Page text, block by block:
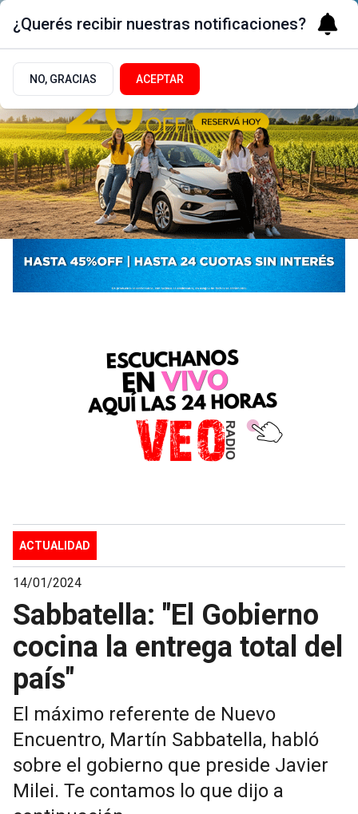
ACTUALIDAD
14/01/2024
Sabbatella: "El Gobierno
cocina la entrega total del
país"
El máximo referente de Nuevo
Encuentro, Martín Sabbatella, habló
sobre el gobierno que preside Javier
Milei. Te contamos lo que dijo a
¿Querés recibir nuestras notificaciones?
NO, GRACIAS ACEPTAR